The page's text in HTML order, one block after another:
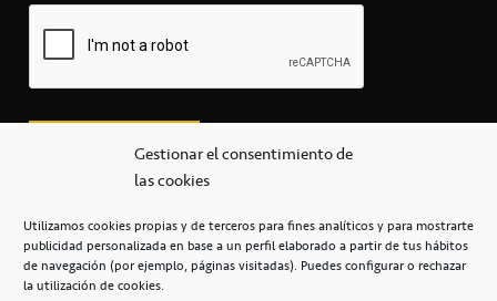
Gestionar el consentimiento de
las cookies
Utilizamos cookies propias y de terceros para fines analíticos y para mostrarte
publicidad personalizada en base a un perfil elaborado a partir de tus hábitos
de navegación (por ejemplo, páginas visitadas). Puedes configurar o rechazar
la utilización de cookies.
secretaria@cbcanarias.es
+34 922 253 684